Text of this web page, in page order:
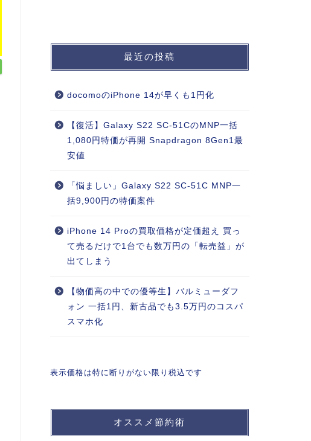
最近の投稿
docomoのiPhone 14が早くも1円化
【復活】Galaxy S22 SC-51CのMNP一括
1,080円特価が再開 Snapdragon 8Gen1最
安値
「悩ましい」Galaxy S22 SC-51C MNP一
括9,900円の特価案件
iPhone 14 Proの買取価格が定価超え 買っ
て売るだけで1台でも数万円の「転売益」が
出てしまう
【物価高の中での優等生】バルミューダフ
ォン 一括1円、新古品でも3.5万円のコスパ
スマホ化
表示価格は特に断りがない限り税込です
オススメ節約術